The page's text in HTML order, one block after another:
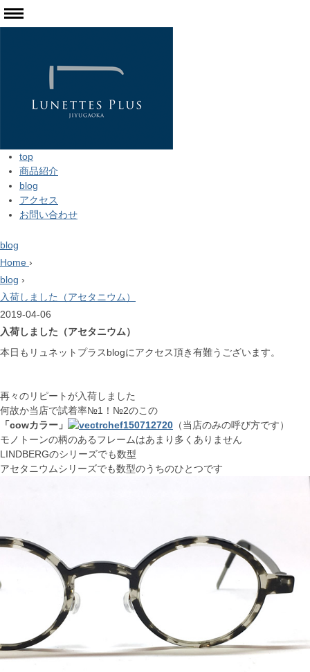
top
商品紹介
blog
アクセス
お問い合わせ
blog
Home ›
blog ›
入荷しました（アセタニウム）
2019-04-06
入荷しました（アセタニウム）
本日もリュネットプラスblogにアクセス頂き有難うございます。
再々のリピートが入荷しました
何故か当店で試着率№1！№2のこの
「cowカラー」
（当店のみの呼び方です）
モノトーンの柄のあるフレームはあまり多くありません
LINDBERGのシリーズでも数型
アセタニウムシリーズでも数型のうちのひとつです